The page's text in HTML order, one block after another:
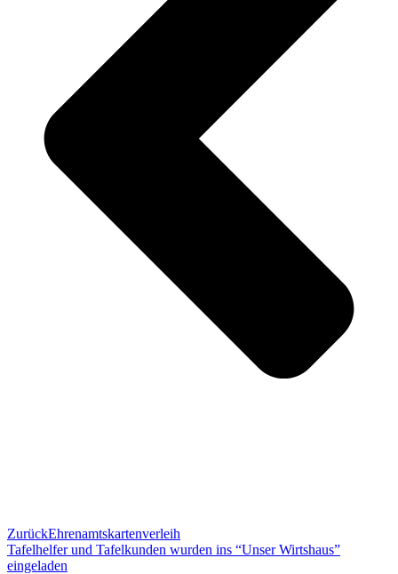
ZurückEhrenamtskartenverleih
Tafelhelfer und Tafelkunden wurden ins “Unser Wirtshaus”
eingeladen